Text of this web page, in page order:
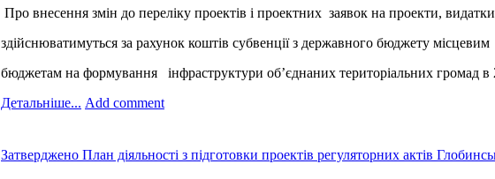
Про внесення змін до переліку проектів і проектних заявок на проекти, видатки
здійснюватимуться за рахунок коштів субвенції з державного бюджету місцевим
бюджетам на формування інфраструктури об’єднаних територіальних громад в
Детальніше... Add comment
Затверджено План діяльності з підготовки проектів регуляторних актів